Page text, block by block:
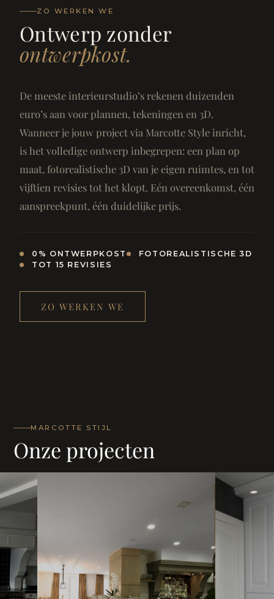
ZO WERKEN WE
Ontwerp zonder
ontwerpkost.
De meeste interieurstudio’s rekenen duizenden
euro’s aan voor plannen, tekeningen en 3D.
Wanneer je jouw project via Marcotte Style inricht,
is het volledige ontwerp inbegrepen: een plan op
maat, fotorealistische 3D van je eigen ruimtes, en tot
vijftien revisies tot het klopt. Eén overeenkomst, één
aanspreekpunt, één duidelijke prijs.
0% ONTWERPKOST
FOTOREALISTISCHE 3D
TOT 15 REVISIES
ZO WERKEN WE
MARCOTTE STIJL
Onze projecten